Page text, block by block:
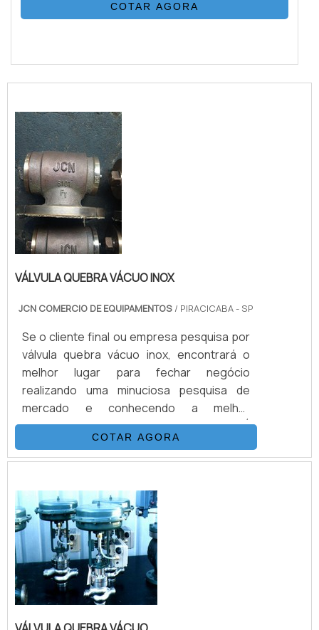
COTAR AGORA
VÁLVULA QUEBRA VÁCUO INOX
JCN COMERCIO DE EQUIPAMENTOS / PIRACICABA - SP
Se o cliente final ou empresa pesquisa por
válvula quebra vácuo inox, encontrará o
melhor lugar para fechar negócio
realizando uma minuciosa pesquisa de
mercado e conhecendo a melhor
referência em qualidade da área.É
importante lembrar que o produto deve ser
adquirido com empresas especializadas.
qualidade e durabilidade dos materiais, além
de evitar prejuízos com substituições
frequentes de peças...
COTAR AGORA